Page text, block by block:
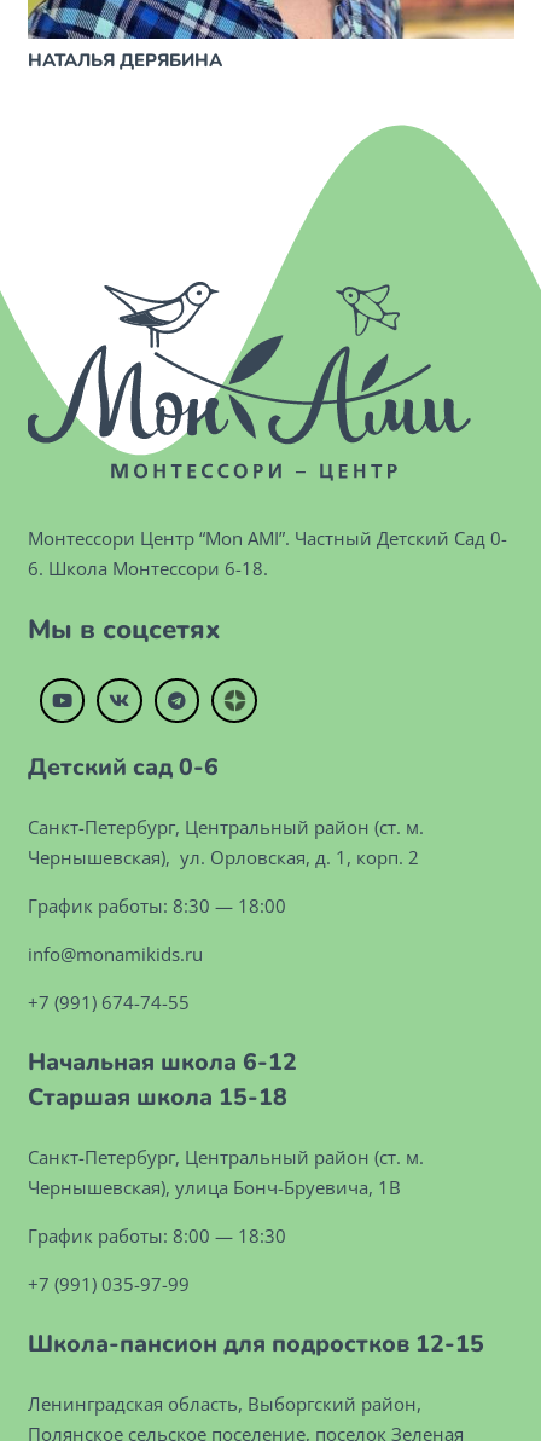
НАТАЛЬЯ ДЕРЯБИНА
Монтессори Центр “Mon AMI”. Частный Детский Сад 0-
6. Школа Монтессори 6-18.
Мы в соцсетях
dzen
Детский сад 0-6
Санкт-Петербург, Центральный район (ст. м.
Чернышевская), ул. Орловская, д. 1, корп. 2
График работы: 8:30 — 18:00
info@monamikids.ru
+7 (991) 674-74-55
Начальная школа 6-12
Старшая школа 15-18
Санкт-Петербург, Центральный район (ст. м.
Чернышевская), улица Бонч-Бруевича, 1В
График работы: 8:00 — 18:30
+7 (991) 035-97-99
Школа-пансион для подростков 12-15
Ленинградская область, Выборгский район,
Полянское сельское поселение, поселок Зеленая